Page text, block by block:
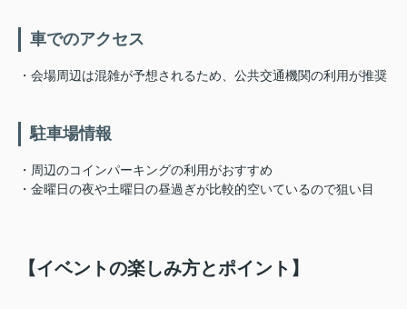
車でのアクセス
・会場周辺は混雑が予想されるため、公共交通機関の利用が推奨
駐車場情報
・周辺のコインパーキングの利用がおすすめ
・金曜日の夜や土曜日の昼過ぎが比較的空いているので狙い目
【イベントの楽しみ方とポイント】